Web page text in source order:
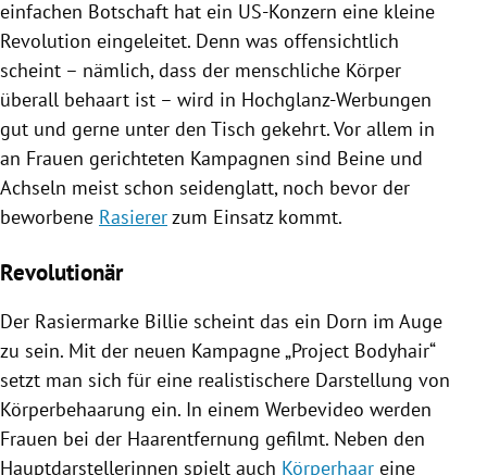
Untermenü
einfachen Botschaft hat ein US-Konzern eine kleine
Revolution eingeleitet. Denn was offensichtlich
scheint – nämlich, dass der menschliche Körper
überall behaart ist – wird in Hochglanz-Werbungen
gut und gerne unter den Tisch gekehrt. Vor allem in
an Frauen gerichteten Kampagnen sind Beine und
Achseln meist schon seidenglatt, noch bevor der
beworbene Rasiererzum Einsatz kommt.
Revolutionär
Der Rasiermarke Billie scheint das ein Dorn im Auge
zu sein. Mit der neuen Kampagne „Project Bodyhair“
setzt man sich für eine realistischere Darstellung von
Körperbehaarung ein. In einem Werbevideo werden
Frauen bei der Haarentfernung gefilmt. Neben den
Hauptdarstellerinnen spielt auch Körperhaar eine